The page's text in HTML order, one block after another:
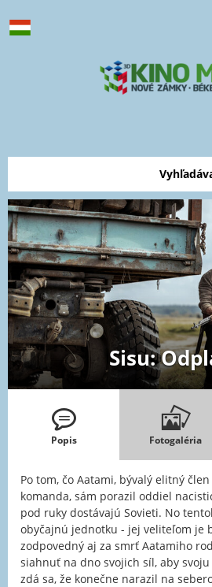
Sisu:
Popis Fotogaléria
Po tom, čo Aatami, bývalý elitný
komanda, sám porazil oddiel
pod ruky dostávajú Sovieti. No
obyčajnú jednotku - jej veliteľom je
zodpovedný aj za smrť Aatamiho
siahnuť na dno svojich síl, aby
zdá sa, že konečne narazil na